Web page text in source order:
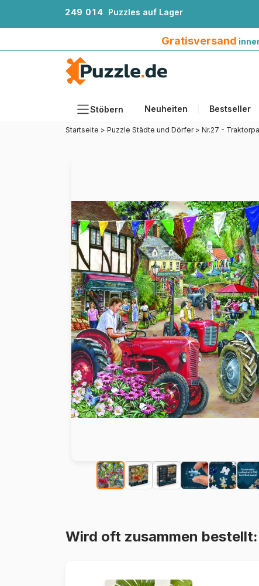
249 01 4 Puzzles auf Lager
Gratisversand
Stöbern Neuheiten Bestseller
Alter
Künstlerinnen und Künstler
Zubehör
Holzpuzzles
Malen nach Zahlen
Startseite > Puzzle Städte und Dörfer > Nr.27 -
Wird oft zusammen bestellt: